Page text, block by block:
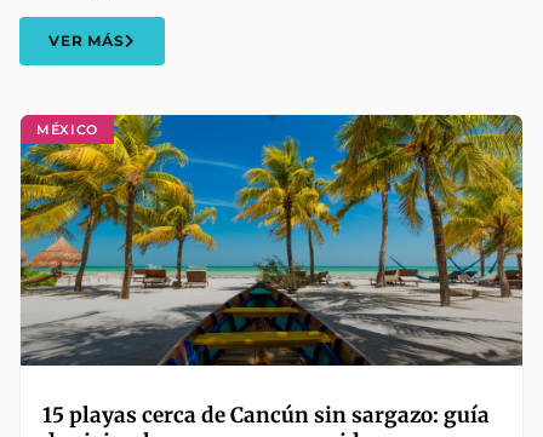
MÉXICO
15 playas cerca de Cancún sin sargazo: guía
VER MÁS